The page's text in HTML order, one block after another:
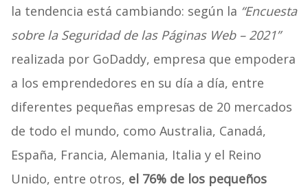
la tendencia está cambiando: según la “Encuesta
sobre la Seguridad de las Páginas Web – 2021”
realizada por GoDaddy, empresa que empodera
a los emprendedores en su día a día, entre
diferentes pequeñas empresas de 20 mercados
de todo el mundo, como Australia, Canadá,
España, Francia, Alemania, Italia y el Reino
Unido, entre otros, el 76% de los pequeños